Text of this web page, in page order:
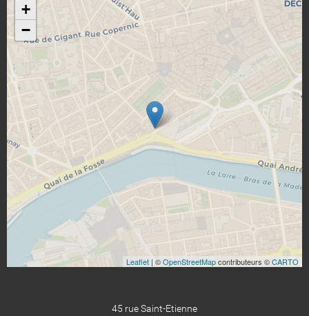
+
−
Leaflet | ©OpenStreetMapcontributeurs ©CARTO
45 rue Saint-Etienne